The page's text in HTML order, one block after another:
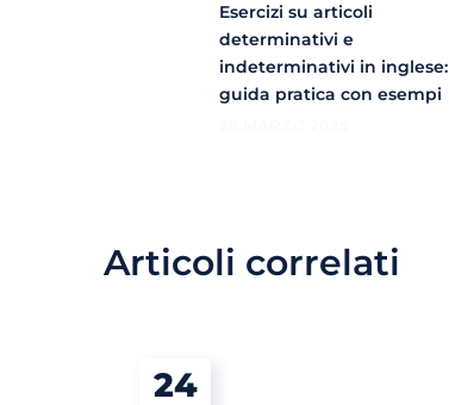
Esercizi su articoli
determinativi e
indeterminativi in inglese:
guida pratica con esempi
Articoli correlati
24